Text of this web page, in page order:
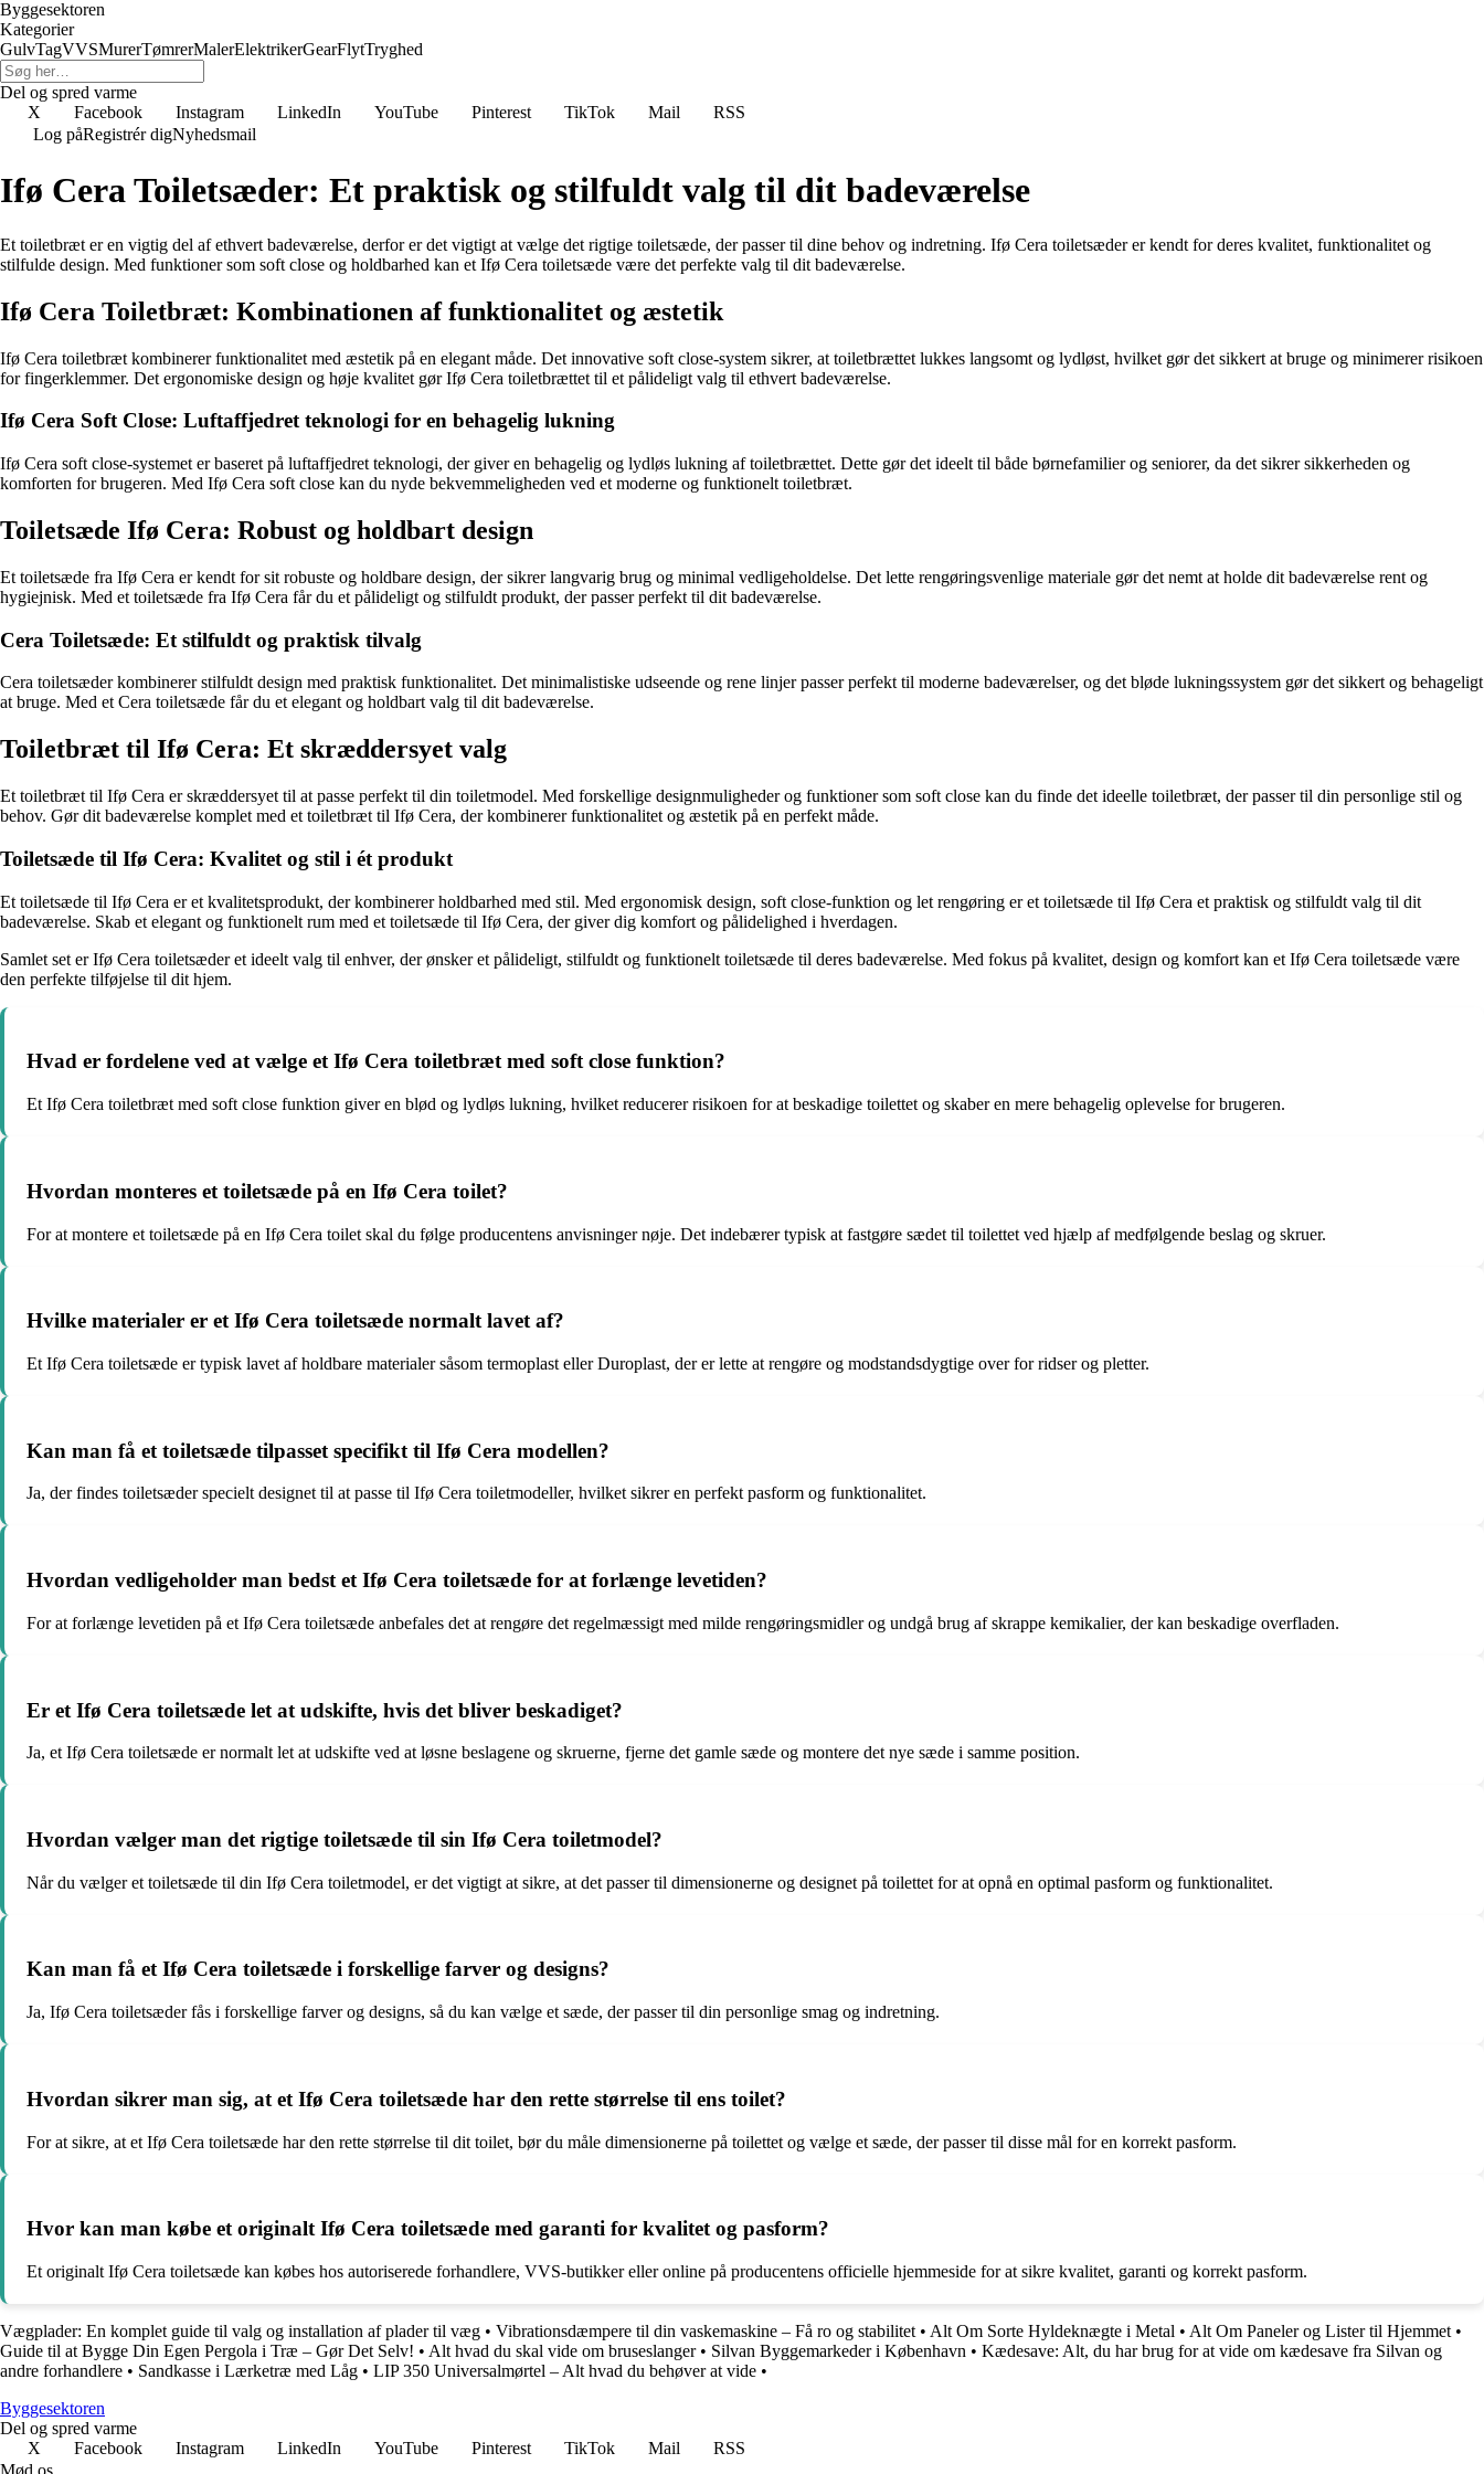
Byggesektoren
Kategorier
GulvTagVVSMurerTømrerMalerElektrikerGearFlytTryghed
Del og spred varme
X
Facebook Instagram LinkedIn YouTube Pinterest TikTok Mail
RSS
Log påRegistrér digNyhedsmail
Ifø Cera Toiletsæder: Et praktisk og stilfuldt valg til dit badeværelse
Et toiletbræt er en vigtig del af ethvert badeværelse, derfor er det vigtigt at vælge det rigtige toiletsæde, der passer til dine behov og indretning. Ifø Cera toiletsæder er kendt for deres kvalitet, funktionalitet og
stilfulde design. Med funktioner som soft close og holdbarhed kan et Ifø Cera toiletsæde være det perfekte valg til dit badeværelse.
Ifø Cera Toiletbræt: Kombinationen af funktionalitet og æstetik
Ifø Cera toiletbræt kombinerer funktionalitet med æstetik på en elegant måde. Det innovative soft close-system sikrer, at toiletbrættet lukkes langsomt og lydløst, hvilket gør det sikkert at bruge og minimerer risikoen
for fingerklemmer. Det ergonomiske design og høje kvalitet gør Ifø Cera toiletbrættet til et pålideligt valg til ethvert badeværelse.
Ifø Cera Soft Close: Luftaffjedret teknologi for en behagelig lukning
Ifø Cera soft close-systemet er baseret på luftaffjedret teknologi, der giver en behagelig og lydløs lukning af toiletbrættet. Dette gør det ideelt til både børnefamilier og seniorer, da det sikrer sikkerheden og
komforten for brugeren. Med Ifø Cera soft close kan du nyde bekvemmeligheden ved et moderne og funktionelt toiletbræt.
Toiletsæde Ifø Cera: Robust og holdbart design
Et toiletsæde fra Ifø Cera er kendt for sit robuste og holdbare design, der sikrer langvarig brug og minimal vedligeholdelse. Det lette rengøringsvenlige materiale gør det nemt at holde dit badeværelse rent og
hygiejnisk. Med et toiletsæde fra Ifø Cera får du et pålideligt og stilfuldt produkt, der passer perfekt til dit badeværelse.
Cera Toiletsæde: Et stilfuldt og praktisk tilvalg
Cera toiletsæder kombinerer stilfuldt design med praktisk funktionalitet. Det minimalistiske udseende og rene linjer passer perfekt til moderne badeværelser, og det bløde lukningssystem gør det sikkert og behageligt
at bruge. Med et Cera toiletsæde får du et elegant og holdbart valg til dit badeværelse.
Toiletbræt til Ifø Cera: Et skræddersyet valg
Et toiletbræt til Ifø Cera er skræddersyet til at passe perfekt til din toiletmodel. Med forskellige designmuligheder og funktioner som soft close kan du finde det ideelle toiletbræt, der passer til din personlige stil og
behov. Gør dit badeværelse komplet med et toiletbræt til Ifø Cera, der kombinerer funktionalitet og æstetik på en perfekt måde.
Toiletsæde til Ifø Cera: Kvalitet og stil i ét produkt
Et toiletsæde til Ifø Cera er et kvalitetsprodukt, der kombinerer holdbarhed med stil. Med ergonomisk design, soft close-funktion og let rengøring er et toiletsæde til Ifø Cera et praktisk og stilfuldt valg til dit
badeværelse. Skab et elegant og funktionelt rum med et toiletsæde til Ifø Cera, der giver dig komfort og pålidelighed i hverdagen.
Samlet set er Ifø Cera toiletsæder et ideelt valg til enhver, der ønsker et pålideligt, stilfuldt og funktionelt toiletsæde til deres badeværelse. Med fokus på kvalitet, design og komfort kan et Ifø Cera toiletsæde være
den perfekte tilføjelse til dit hjem.
Hvad er fordelene ved at vælge et Ifø Cera toiletbræt med soft close funktion?
Et Ifø Cera toiletbræt med soft close funktion giver en blød og lydløs lukning, hvilket reducerer risikoen for at beskadige toilettet og skaber en mere behagelig oplevelse for brugeren.
Hvordan monteres et toiletsæde på en Ifø Cera toilet?
For at montere et toiletsæde på en Ifø Cera toilet skal du følge producentens anvisninger nøje. Det indebærer typisk at fastgøre sædet til toilettet ved hjælp af medfølgende beslag og skruer.
Hvilke materialer er et Ifø Cera toiletsæde normalt lavet af?
Et Ifø Cera toiletsæde er typisk lavet af holdbare materialer såsom termoplast eller Duroplast, der er lette at rengøre og modstandsdygtige over for ridser og pletter.
Kan man få et toiletsæde tilpasset specifikt til Ifø Cera modellen?
Ja, der findes toiletsæder specielt designet til at passe til Ifø Cera toiletmodeller, hvilket sikrer en perfekt pasform og funktionalitet.
Hvordan vedligeholder man bedst et Ifø Cera toiletsæde for at forlænge levetiden?
For at forlænge levetiden på et Ifø Cera toiletsæde anbefales det at rengøre det regelmæssigt med milde rengøringsmidler og undgå brug af skrappe kemikalier, der kan beskadige overfladen.
Er et Ifø Cera toiletsæde let at udskifte, hvis det bliver beskadiget?
Ja, et Ifø Cera toiletsæde er normalt let at udskifte ved at løsne beslagene og skruerne, fjerne det gamle sæde og montere det nye sæde i samme position.
Hvordan vælger man det rigtige toiletsæde til sin Ifø Cera toiletmodel?
Når du vælger et toiletsæde til din Ifø Cera toiletmodel, er det vigtigt at sikre, at det passer til dimensionerne og designet på toilettet for at opnå en optimal pasform og funktionalitet.
Kan man få et Ifø Cera toiletsæde i forskellige farver og designs?
Ja, Ifø Cera toiletsæder fås i forskellige farver og designs, så du kan vælge et sæde, der passer til din personlige smag og indretning.
Hvordan sikrer man sig, at et Ifø Cera toiletsæde har den rette størrelse til ens toilet?
For at sikre, at et Ifø Cera toiletsæde har den rette størrelse til dit toilet, bør du måle dimensionerne på toilettet og vælge et sæde, der passer til disse mål for en korrekt pasform.
Hvor kan man købe et originalt Ifø Cera toiletsæde med garanti for kvalitet og pasform?
Et originalt Ifø Cera toiletsæde kan købes hos autoriserede forhandlere, VVS-butikker eller online på producentens officielle hjemmeside for at sikre kvalitet, garanti og korrekt pasform.
Vægplader: En komplet guide til valg og installation af plader til væg • Vibrationsdæmpere til din vaskemaskine – Få ro og stabilitet • Alt Om Sorte Hyldeknægte i Metal • Alt Om Paneler og Lister til Hjemmet •
Guide til at Bygge Din Egen Pergola i Træ – Gør Det Selv! • Alt hvad du skal vide om bruseslanger• Silvan Byggemarkeder i København • Kædesave: Alt, du har brug for at vide om kædesave fra Silvan og
andre forhandlere • Sandkasse i Lærketræ med Låg • LIP 350 Universalmørtel – Alt hvad du behøver at vide •
Byggesektoren
Del og spred varme
X
Facebook Instagram LinkedIn YouTube Pinterest TikTok Mail
RSS
Mød os